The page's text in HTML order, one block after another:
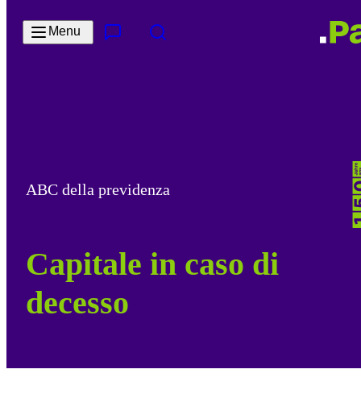
Menu
ABC della previdenza
Capitale in caso di
decesso